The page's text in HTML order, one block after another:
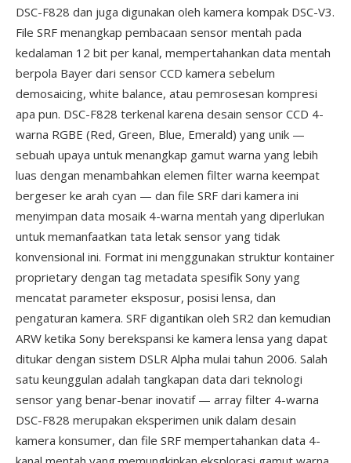
DSC-F828 dan juga digunakan oleh kamera kompak DSC-V3.
File SRF menangkap pembacaan sensor mentah pada
kedalaman 12 bit per kanal, mempertahankan data mentah
berpola Bayer dari sensor CCD kamera sebelum
demosaicing, white balance, atau pemrosesan kompresi
apa pun. DSC-F828 terkenal karena desain sensor CCD 4-
warna RGBE (Red, Green, Blue, Emerald) yang unik —
sebuah upaya untuk menangkap gamut warna yang lebih
luas dengan menambahkan elemen filter warna keempat
bergeser ke arah cyan — dan file SRF dari kamera ini
menyimpan data mosaik 4-warna mentah yang diperlukan
untuk memanfaatkan tata letak sensor yang tidak
konvensional ini. Format ini menggunakan struktur kontainer
proprietary dengan tag metadata spesifik Sony yang
mencatat parameter eksposur, posisi lensa, dan
pengaturan kamera. SRF digantikan oleh SR2 dan kemudian
ARW ketika Sony berekspansi ke kamera lensa yang dapat
ditukar dengan sistem DSLR Alpha mulai tahun 2006. Salah
satu keunggulan adalah tangkapan data dari teknologi
sensor yang benar-benar inovatif — array filter 4-warna
DSC-F828 merupakan eksperimen unik dalam desain
kamera konsumer, dan file SRF mempertahankan data 4-